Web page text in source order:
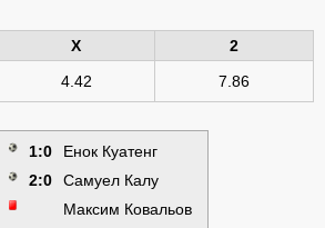
X
2
4.42 7.86
1:0
Енок Куатенг
2:0
Самуел Калу
Максим Ковальов